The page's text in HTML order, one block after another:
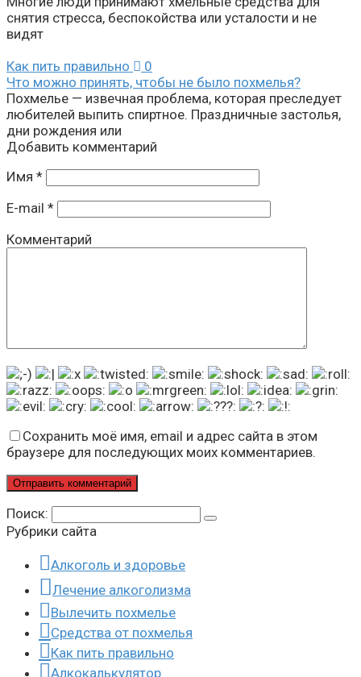
снятия стресса, беспокойства или усталости и не
видят
Как пить правильно
0
Что можно принять, чтобы не было похмелья?
Похмелье — извечная проблема, которая преследует
любителей выпить спиртное. Праздничные застолья,
дни рождения или
Добавить комментарий
Имя *
E-mail *
Комментарий
Сохранить моё имя, email и адрес сайта в этом
браузере для последующих моих комментариев.
Поиск:
Рубрики сайта
Алкоголь и здоровье
Лечение алкоголизма
Вылечить похмелье
Средства от похмелья
Как пить правильно
Алкокалькулятор